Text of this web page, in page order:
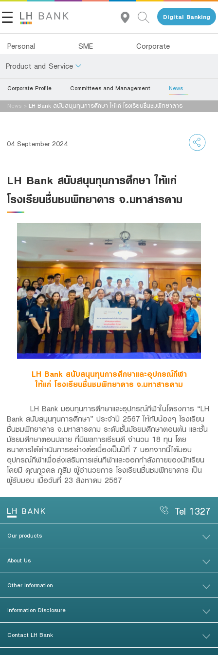
Digital Banking
Personal SME Corporate
Product and Service
About Us
Contact Us
Tel 1327 TH
Deposits
Services
Digital Banking
Family Banking
Foreigners
Corporate Profile Committees and Management News
News > LH Bank สนับสนุนทุนการศึกษา ให้แก่ โรงเรียนชื่นชมพิทยาคาร
04 September 2024
LH Bank สนับสนุนทุนการศึกษา ให้แก่
โรงเรียนชื่นชมพิทยาคาร จ.มหาสารคาม
LH Bank สนับสนุนทุนการศึกษาและอุปกรณ์กีฬา
ให้แก่ โรงเรียนชื่นชมพิทยาคาร จ.มหาสารคาม
LH Bank มอบทุนการศึกษาและอุปกรณ์กีฬาในโครงการ “LH
Bank สนับสนุนทุนการศึกษา” ประจำปี 2567 ให้กับน้องๆ โรงเรียน
ชื่นชมพิทยาคาร จ.มหาสารคาม ระดับชั้นมัธยมศึกษาตอนต้น และชั้น
มัธยมศึกษาตอนปลาย ที่มีผลการเรียนดี จำนวน 18 ทุน โดย
ธนาคารได้ดำเนินการอย่างต่อเนื่องเป็นปีที่ 7 นอกจากนี้ได้มอบ
อุปกรณ์กีฬาเพื่อส่งเสริมการเล่นกีฬาและออกกำลังกายของนักเรียน
โดยมี คุณภูวดล ภูสิม ผู้อำนวยการ โรงเรียนชื่นชมพิทยาคาร เป็น
ผู้รับมอบ เมื่อวันที่ 23 สิงหาคม 2567
Tel 1327
Our products
About Us
Other Information
Information Disclosure
Contact LH Bank